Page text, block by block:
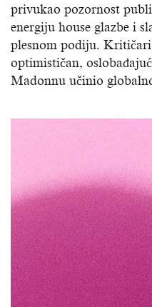
privukao pozornost
energiju house glazbe i
plesnom podiju.
optimističan,
Madonnu učinio